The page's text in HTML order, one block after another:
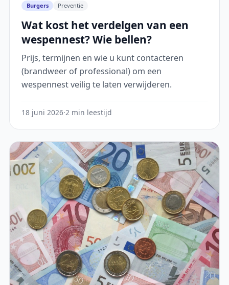
Burgers Preventie
Wat kost het verdelgen van een
wespennest? Wie bellen?
Prijs, termijnen en wie u kunt contacteren
(brandweer of professional) om een
wespennest veilig te laten verwijderen.
18 juni 2026·2 min leestijd